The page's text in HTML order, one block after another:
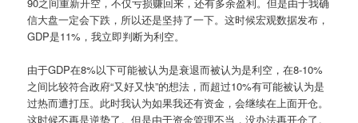
信大盘一定会下跌，所以还是坚持了一下。这时候宏观数据发布，
GDP是11%，我立即判断为利空。
由于GDP在8%以下可能被认为是衰退而被认为是利空，在8-10%
之间比较符合政府“又好又快”的想法，而超过10%有可能被认为是
过热而遭打压。此时我认为如果我还有资金，会继续在上面开仓。
这时候不再是逆势了。但是由于资金管理不当，没办法再开仓了。